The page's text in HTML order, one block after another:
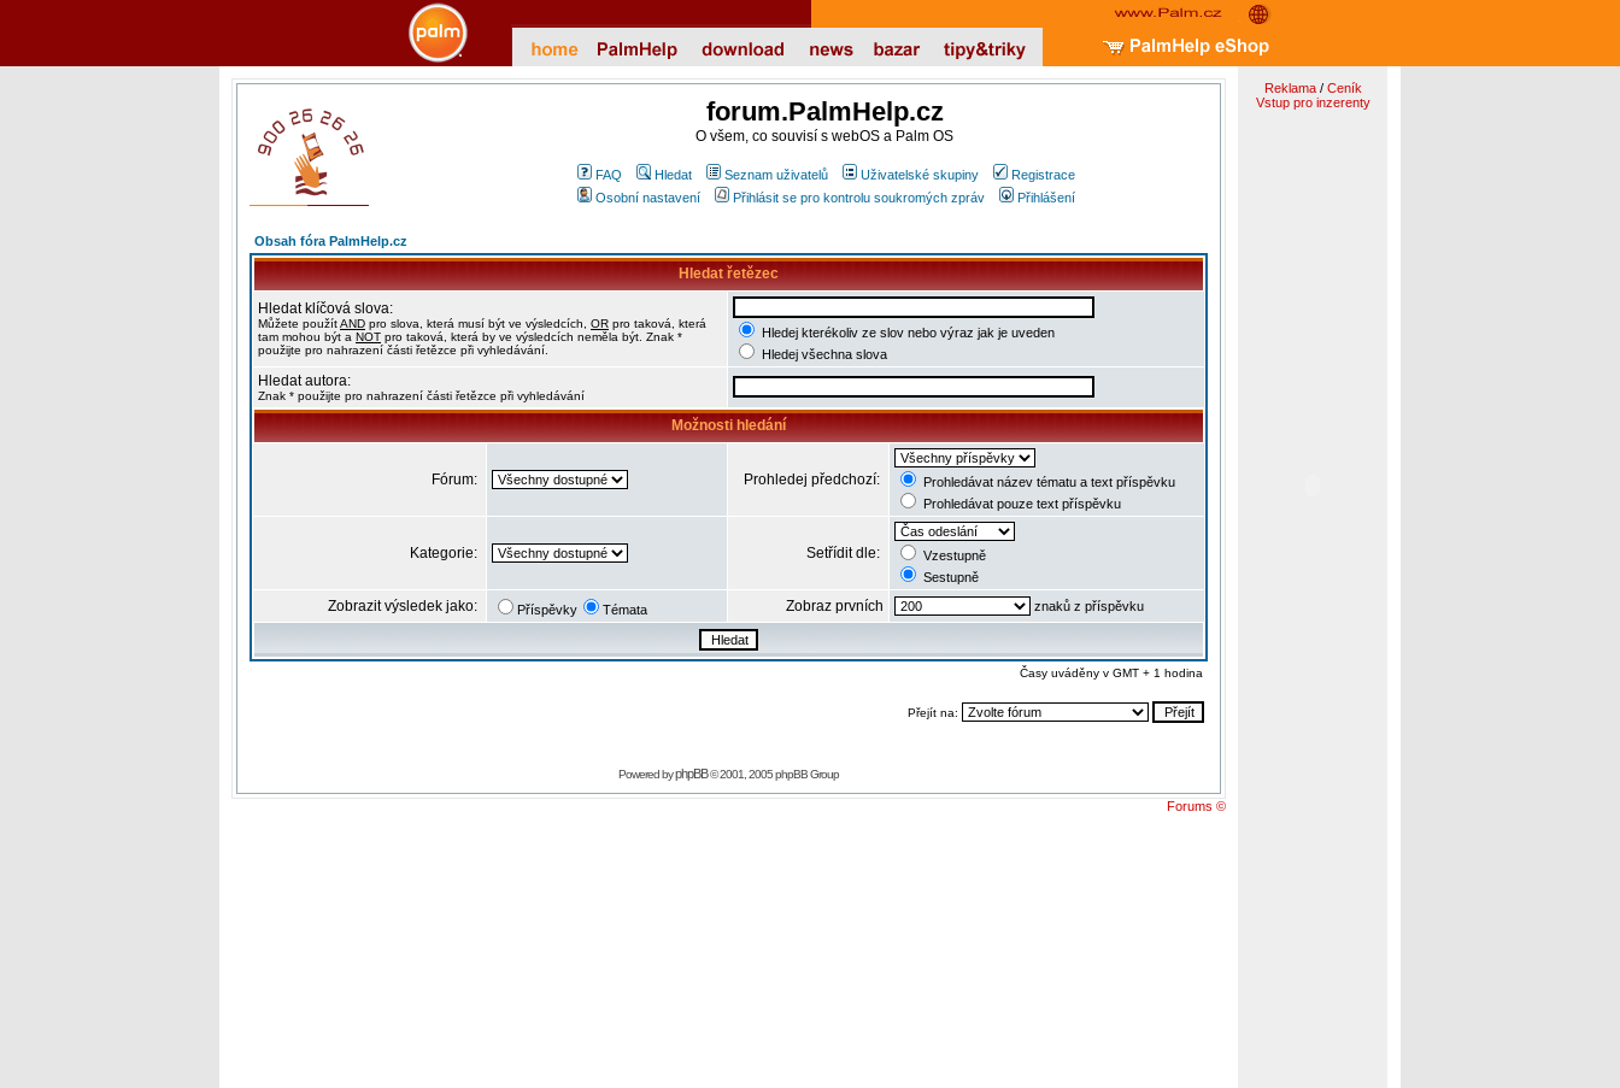
forum.PalmHelp.cz
O všem, co souvisí s webOS a Palm OS
FAQ Hledat Seznam uživatelů Uživatelské skupiny
Registrace
Osobní nastavení
Přihlásit se pro kontrolu soukromých zpráv Přihlášení
Obsah fóra PalmHelp.cz
Hledat řetězec
Hledat klíčová slova:
Můžete použítAND pro slova, která musí být ve výsledcích, OR pro taková, která
tam mohou být a NOT pro taková, která by ve výsledcích neměla být. Znak *
použijte pro nahrazení části řetězce při vyhledávání.
Hledej kterékoliv ze slov nebo výraz jak je uveden
Hledej všechna slova
Hledat autora:
Znak * použijte pro nahrazení části řetězce při vyhledávání
Možnosti hledání
Fórum: Prohledej předchozí:
Prohledávat název tématu a text příspěvku
Prohledávat pouze text příspěvku
Kategorie: Setřídit dle:
Vzestupně
Sestupně
Zobrazit výsledek jako: Příspěvky Témata Zobraz prvních znaků z příspěvku
Časy uváděny v GMT + 1 hodina
Přejít na:
Powered byphpBB© 2001, 2005 phpBB Group
Forums ©
Reklama/ Ceník
Vstup pro inzerenty